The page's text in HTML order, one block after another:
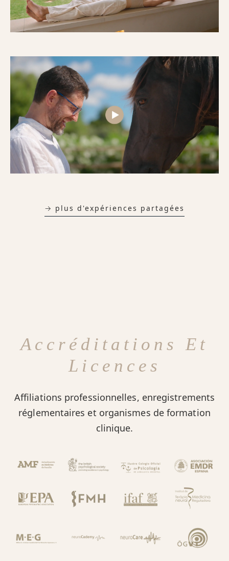
→ plus d'expériences partagées
Accréditations Et
Licences
Affiliations professionnelles, enregistrements
réglementaires et organismes de formation
clinique.